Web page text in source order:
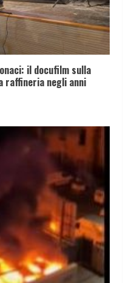
il docufilm sulla
raffineria negli anni